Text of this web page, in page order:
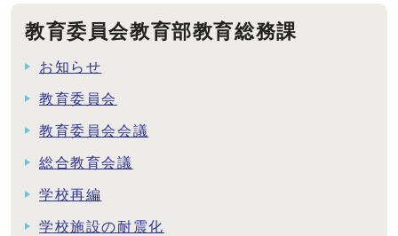
教育委員会教育部教育総務課
お知らせ
教育委員会
教育委員会会議
総合教育会議
学校再編
学校施設の耐震化